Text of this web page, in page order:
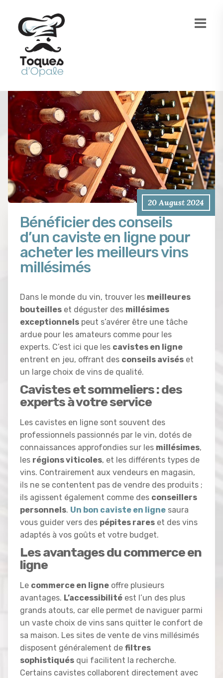
20 August 2024
Bénéficier des conseils
d’un caviste en ligne pour
acheter les meilleurs vins
millésimés
Dans le monde du vin, trouver les meilleures
bouteilles et déguster des millésimes
exceptionnels peut s’avérer être une tâche
ardue pour les amateurs comme pour les
experts. C’est ici que les cavistes en ligne
entrent en jeu, offrant des conseils avisés et
un large choix de vins de qualité.
Cavistes et sommeliers : des
experts à votre service
Les cavistes en ligne sont souvent des
professionnels passionnés par le vin, dotés de
connaissances approfondies sur les millésimes,
les régions viticoles, et les différents types de
vins. Contrairement aux vendeurs en magasin,
ils ne se contentent pas de vendre des produits ;
ils agissent également comme des conseillers
personnels. Un bon caviste en ligne saura
vous guider vers des pépites rares et des vins
adaptés à vos goûts et votre budget.
Les avantages du commerce en
ligne
Le commerce en ligne offre plusieurs
avantages. L’accessibilité est l’un des plus
grands atouts, car elle permet de naviguer parmi
un vaste choix de vins sans quitter le confort de
sa maison. Les sites de vente de vins millésimés
disposent généralement de filtres
sophistiqués qui facilitent la recherche.
Certains cavistes collaborent directement avec